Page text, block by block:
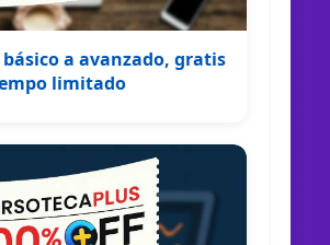
básico a avanzado, gratis
limitado